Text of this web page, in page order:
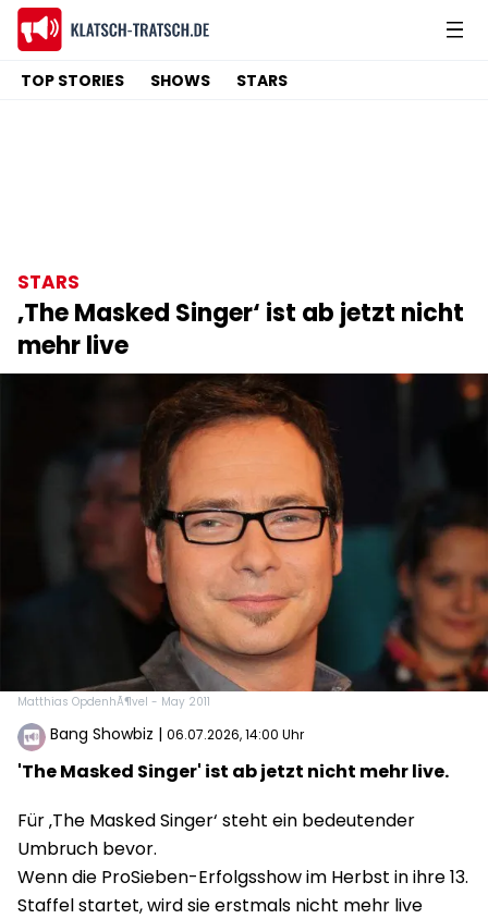
TOP STORIES SHOWS STARS
STARS
‚The Masked Singer‘ ist ab jetzt nicht
mehr live
Matthias OpdenhÃ¶vel - May 2011
Bang Showbiz | 06.07.2026, 14:00 Uhr
'The Masked Singer' ist ab jetzt nicht mehr live.
Für ‚The Masked Singer‘ steht ein bedeutender
Umbruch bevor.
Wenn die ProSieben-Erfolgsshow im Herbst in ihre 13.
Staffel startet, wird sie erstmals nicht mehr live